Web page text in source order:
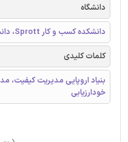
دانشگاه
دانشکده کسب و کار Sprott، دانشگاه کارلتون، اتاوا، کانادا
کلمات کلیدی
بنیاد اروپایی مدیریت کیفیت،
خودارزیابی